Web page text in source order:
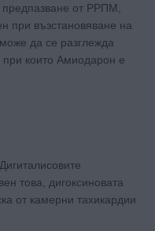
предпазване от РРПМ,
при възстановяване на
да се разглежда
при които Амиодарон е
това, дигоксиновата
от камерни тахикардии